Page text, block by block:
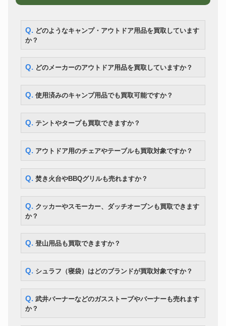
テント
PANEL グレート ドゥーブル XL-
12,600円
スノーピーク TAKIBIタープオク
タ TP-430
トレッキングシューズ MONTURA YARU GTX 27.5cm 8,400円
トレッキングシューズ 21,700円
snow peak フィールドクッカー
スモーカー
Sinsei ホームスモーカー・ロビ
ン2
スモーカー 7,000円
ダッチオーブン 8,400円
カーミットチェア
Kermit Chair スタンダード ウォ
ルナット
カーミットチェア Kermit Chair ワイドテーブル 23,100円
Q. どのようなキャンプ・アウトドア用品を買取しています
か？
Q. どのメーカーのアウトドア用品を買取していますか？
Q. 使用済みのキャンプ用品でも買取可能ですか？
Q. テントやタープも買取できますか？
Q. アウトドア用のチェアやテーブルも買取対象ですか？
Q. 焚き火台やBBQグリルも売れますか？
Q. クッカーやスモーカー、ダッチオーブンも買取できます
か？
Q. 登山用品も買取できますか？
Q. シュラフ（寝袋）はどのブランドが買取対象ですか？
Q. 武井バーナーなどのガスストーブやバーナーも売れます
か？